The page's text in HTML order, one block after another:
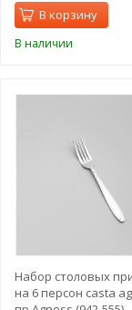
В корзину
В наличии
Набор столовых
на 6 персон casta